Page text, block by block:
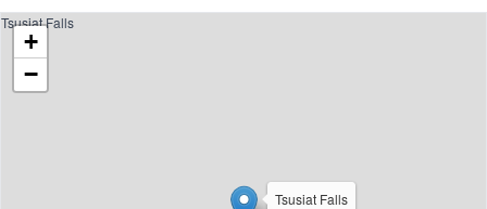
Tsusiat Falls
+
−
Tsusiat Falls